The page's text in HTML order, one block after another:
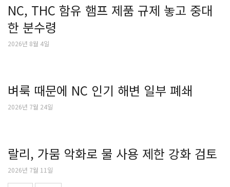
NC, THC 함유 햄프 제품 규제 놓고 중대
한 분수령
2026년 8월 4일
벼룩 때문에 NC 인기 해변 일부 폐쇄
2026년 7월 24일
랄리, 가뭄 악화로 물 사용 제한 강화 검토
2026년 7월 11일